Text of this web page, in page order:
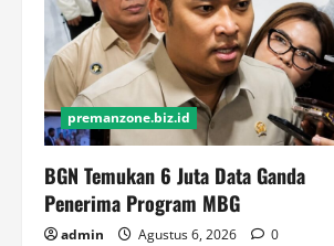
premanzone.biz.id
BGN Temukan 6 Juta Data Ganda
Penerima Program MBG
admin Agustus 6, 2026 0